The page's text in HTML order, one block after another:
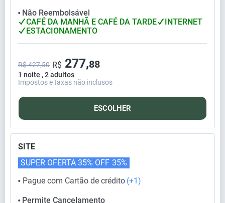
⬤
Não Reembolsável
CAFÉ DA MANHÃ E CAFÉ DA TARDE
INTERNET
ESTACIONAMENTO
1 noite , 2 adultos
R$ 427,50 R$ 277,88
Impostos e taxas não inclusos
ESCOLHER
SITE
⬤ Pague com Cartão de crédito (+1)
SUPER OFERTA 35% OFF 35%
⬤ Permite Cancelamento